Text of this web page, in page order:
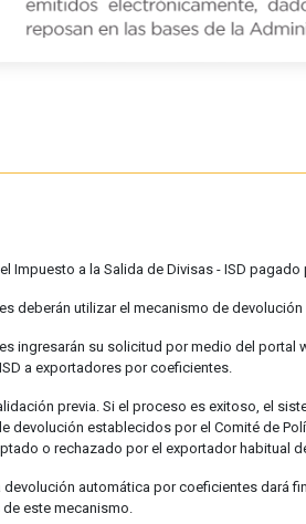
Impuesto a la Salida de Divisas - ISD
deberán utilizar el mecanismo de
ingresarán su solicitud por medio del portal
a exportadores por coeficientes.
previa. Si el proceso es exitoso, el
devolución establecidos por el Comité de
o rechazado por el exportador habitual
automática por coeficientes dará
este mecanismo.